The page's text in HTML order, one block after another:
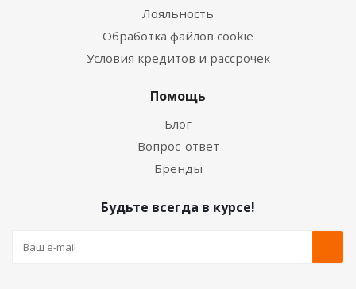
Лояльность
Обработка файлов cookie
Условия кредитов и рассрочек
Помощь
Блог
Вопрос-ответ
Бренды
Будьте всегда в курсе!